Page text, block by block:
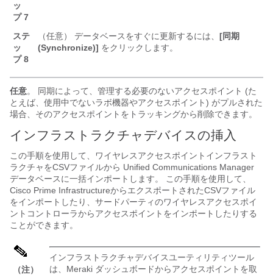
ッ
プ 7
ステ
ッ
プ 8
（任意） データベースをすぐに更新するには、 [同期
(Synchronize)] をクリックします。
任意。 同期によって、管理する必要のないアクセスポイント (た
とえば、使用中でないラボ機器やアクセスポイント) がプルされた
場合、そのアクセスポイントをトラッキングから削除できます。
インフラストラクチャデバイスの挿入
この手順を使用して、ワイヤレスアクセスポイントインフラスト
ラクチャをCSVファイルから Unified Communications Manager
データベースに一括インポートします。 この手順を使用して、
Cisco Prime InfrastructureからエクスポートされたCSVファイル
をインポートしたり、サードパーティのワイヤレスアクセスポイ
ントコントローラからアクセスポイントをインポートしたりする
ことができます。
（注）
インフラストラクチャデバイスユーティリティツール
は、Meraki ダッシュボードからアクセスポイントを取